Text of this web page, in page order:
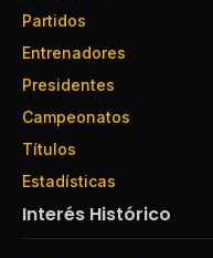
Partidos
Entrenadores
Presidentes
Campeonatos
Títulos
Estadísticas
Interés Histórico